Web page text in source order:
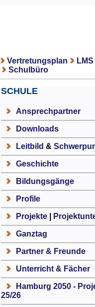
Vertretungsplan
Schulbüro
SCHULE
Ansprechpartner
Downloads
Leitbild &
Geschichte
Bildungsgänge
Profile
Projekte|
Ganztag
Partner & Freunde
Unterricht & Fächer
Hamburg 2050 -
25/26